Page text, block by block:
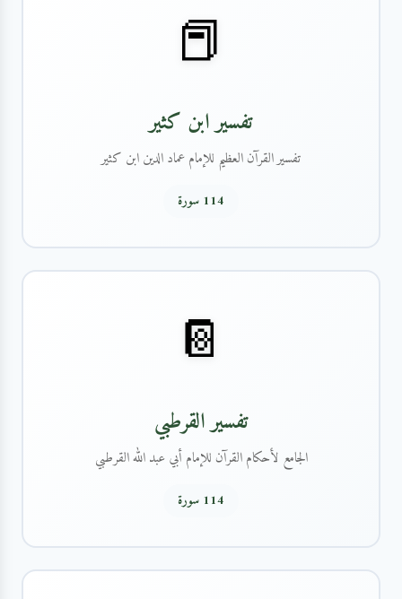
📕
تفسير ابن كثير
تفسير القرآن العظيم للإمام عماد الدين ابن كثير
114 سورة
📔
تفسير القرطبي
الجامع لأحكام القرآن للإمام أبي عبد الله القرطبي
114 سورة